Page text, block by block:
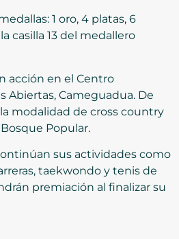
1 oro, 4 platas, 6
casilla 13 del medallero
acción en el Centro
Abiertas, Cameguadua. De
modalidad de cross country
Popular.
sus actividades como
taekwondo y tenis de
premiación al finalizar su